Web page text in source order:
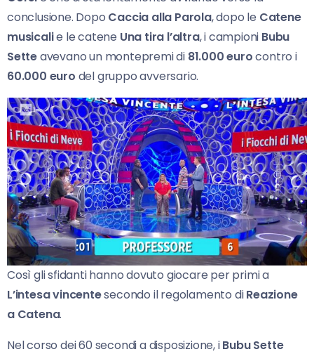
conclusione. Dopo Caccia alla Parola, dopo le Catene
musicalie le catene Una tira l’altra, i campioni Bubu
Setteavevano un montepremi di 81.000 eurocontro i
60.000 euro del gruppo avversario.
Così gli sfidanti hanno dovuto giocare per primi a
L’intesa vincentesecondo il regolamento diReazione
a Catena.
Nel corso dei 60 secondi a disposizione, iBubu Sette